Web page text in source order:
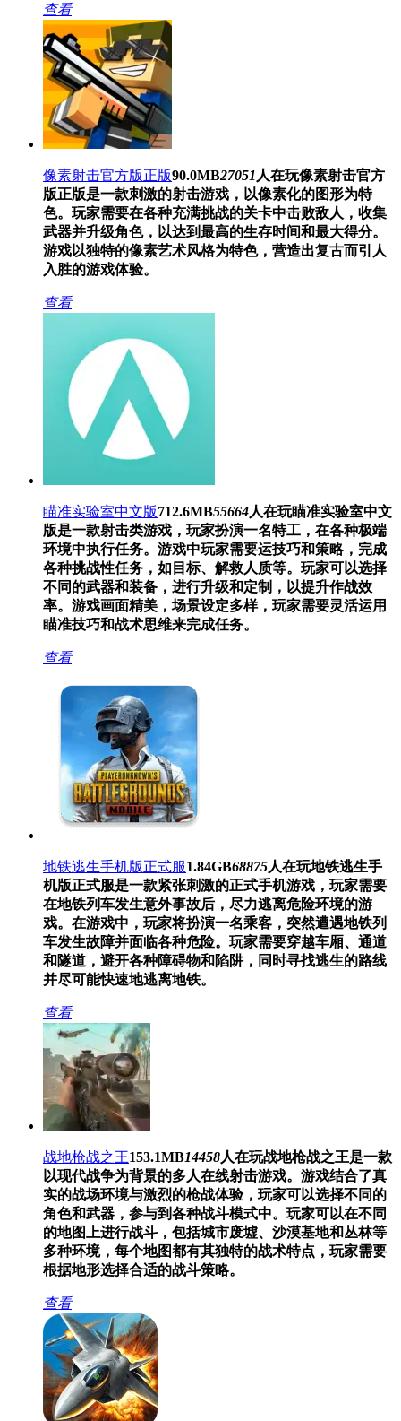
查看
像素射击官方版正版90.0MB27051 人在玩像素射击官方
版正版是一款刺激的射击游戏，以像素化的图形为特
色。玩家需要在各种充满挑战的关卡中击败敌人，收集
武器并升级角色，以达到最高的生存时间和最大得分。
游戏以独特的像素艺术风格为特色，营造出复古而引人
入胜的游戏体验。
查看
瞄准实验室中文版712.6MB55664人在玩瞄准实验室中文
版是一款射击类游戏，玩家扮演一名特工，在各种极端
环境中执行任务。游戏中玩家需要运技巧和策略，完成
各种挑战性任务，如目标、解救人质等。玩家可以选择
不同的武器和装备，进行升级和定制，以提升作战效
率。游戏画面精美，场景设定多样，玩家需要灵活运用
瞄准技巧和战术思维来完成任务。
查看
地铁逃生手机版正式服1.84GB68875人在玩地铁逃生手
机版正式服是一款紧张刺激的正式手机游戏，玩家需要
在地铁列车发生意外事故后，尽力逃离危险环境的游
戏。在游戏中，玩家将扮演一名乘客，突然遭遇地铁列
车发生故障并面临各种危险。玩家需要穿越车厢、通道
和隧道，避开各种障碍物和陷阱，同时寻找逃生的路线
并尽可能快速地逃离地铁。
查看
战地枪战之王153.1MB14458人在玩战地枪战之王是一款
以现代战争为背景的多人在线射击游戏。游戏结合了真
实的战场环境与激烈的枪战体验，玩家可以选择不同的
角色和武器，参与到各种战斗模式中。玩家可以在不同
的地图上进行战斗，包括城市废墟、沙漠基地和丛林等
多种环境，每个地图都有其独特的战术特点，玩家需要
根据地形选择合适的战斗策略。
查看